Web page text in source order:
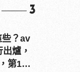
3
些？av
爐，
第1名